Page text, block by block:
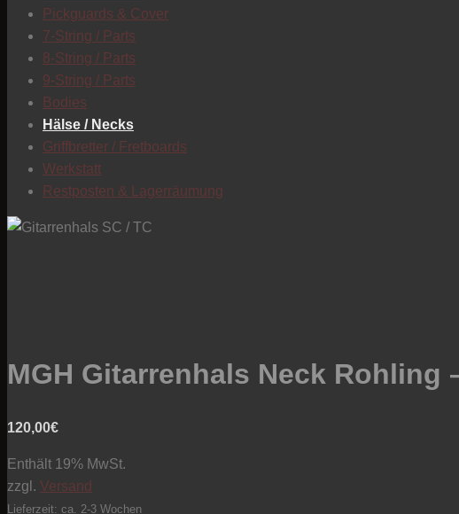
Pickguards & Cover
7-String / Parts
8-String / Parts
9-String / Parts
Bodies
Hälse / Necks
Griffbretter / Fretboards
Werkstatt
Restposten & Lagerräumung
MGH Gitarrenhals Neck Rohling
120,00€
Enthält 19% MwSt.
zzgl. Versand
Lieferzeit: ca. 2-3 Wochen